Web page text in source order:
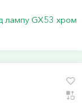
лампу GX53 хром